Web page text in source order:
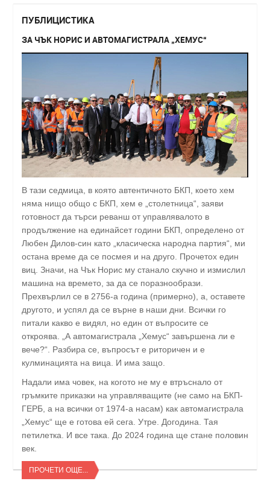
ПУБЛИЦИСТИКА
ЗА ЧЪК НОРИС И АВТОМАГИСТРАЛА „ХЕМУС“
В тази седмица, в която автентичното БКП, което хем
няма нищо общо с БКП, хем е „столетница“, заяви
готовност да търси реванш от управлявалото в
продължение на единайсет години БКП, определено от
Любен Дилов-син като „класическа народна партия“, ми
остана време да се посмея и на друго. Прочетох един
виц. Значи, на Чък Норис му станало скучно и измислил
машина на времето, за да се поразнообрази.
Прехвърлил се в 2756-а година (примерно), а, оставете
другото, и успял да се върне в наши дни. Всички го
питали какво е видял, но един от въпросите се
откроява. „А автомагистрала „Хемус“ завършена ли е
вече?“. Разбира се, въпросът е риторичен и е
кулминацията на вица. И има защо.
Надали има човек, на когото не му е втръснало от
гръмките приказки на управляващите (не само на БКП-
ГЕРБ, а на всички от 1974-а насам) как автомагистрала
„Хемус“ ще е готова ей сега. Утре. Догодина. Тая
петилетка. И все така. До 2024 година ще стане половин
век.
ПРОЧЕТИ ОЩЕ...